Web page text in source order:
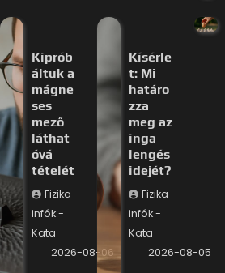
Kiprób
áltuk a
mágne
ses
mező
láthat
óvá
tételét
Fizika
infók -
Kata
2026-08-06
Kísérle
t: Mi
határo
zza
meg az
inga
lengés
idejét?
Fizika
infók -
Kata
2026-08-05